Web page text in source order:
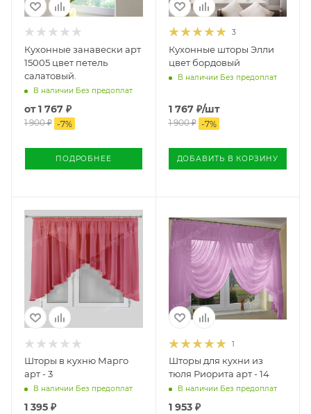
Кухонные занавески арт
15005 цвет петель
салатовый.
В наличии Без предоплат
от1 767 ₽
1 900 ₽ -7%
ПОДРОБНЕЕ
3
Кухонные шторы Элли
цвет бордовый
В наличии Без предоплат
1 767₽/шт
1 900₽ -7%
ДОБАВИТЬ В КОРЗИНУ
Шторы в кухню Марго
арт - 3
В наличии Без предоплат
1 395 ₽
1
Шторы для кухни из
тюля Риорита арт - 14
В наличии Без предоплат
1 953₽